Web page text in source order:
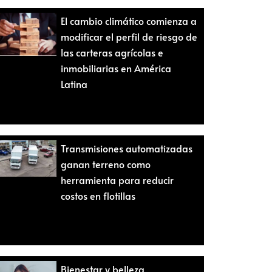
El cambio climático comienza a
modificar el perfil de riesgo de
las carteras agrícolas e
inmobiliarias en América
Latina
Transmisiones automatizadas
ganan terreno como
herramienta para reducir
costos en flotillas
Bienestar y belleza,